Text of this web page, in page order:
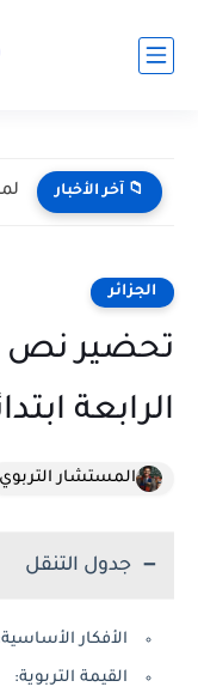
📁 آخر الأخبار
الجزائر
تحضير نص
الرابعة
المستشار التربوي
جدول التنقل
الأفكار
القيمة التربوية: